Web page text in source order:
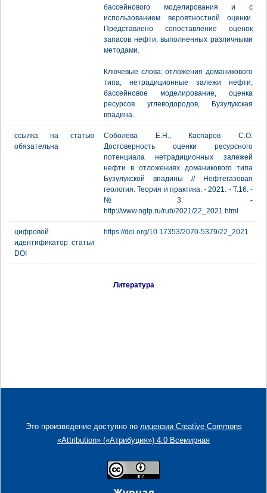
бассейнового моделирования и с
использованием вероятностной оценки.
Представлено сопоставление оценок
запасов нефти, выполненных различными
методами.
Ключевые слова: отложения доманикового
типа, нетрадиционные залежи нефти,
бассейновое моделирование, оценка
ресурсов углеводородов, Бузулукская
впадина.
ссылка на статью
обязательна
Соболева Е.Н., Каспаров С.О.
Достоверность оценки ресурсного
потенциала нетрадиционных залежей
нефти в отложениях доманикового типа
Бузулукской впадины // Нефтегазовая
геология. Теория и практика. - 2021. - Т.16. -
№3. -
http://www.ngtp.ru/rub/2021/22_2021.html
цифровой
идентификатор статьи
DOI
https://doi.org/10.17353/2070-5379/22_2021
Литература
Это произведение доступно по лицензии Creative Commons
«Attribution» («Атрибуция») 4.0 Всемирная